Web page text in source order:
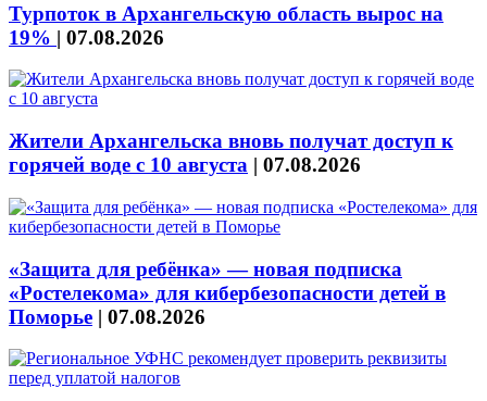
Турпоток в Архангельскую область вырос на
19% | 07.08.2026
Жители Архангельска вновь получат доступ к
горячей воде с 10 августа | 07.08.2026
«Защита для ребёнка» — новая подписка
«Ростелекома» для кибербезопасности детей в
Поморье | 07.08.2026